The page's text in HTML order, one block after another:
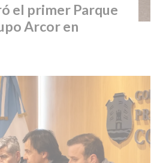
el primer Parque
Arcor en